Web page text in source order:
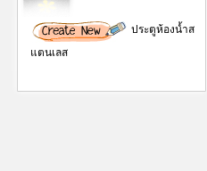
ประตูห้องน้ำส
แตนเลส